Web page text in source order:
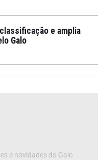
e amplia
Galo
e novidades do Galo